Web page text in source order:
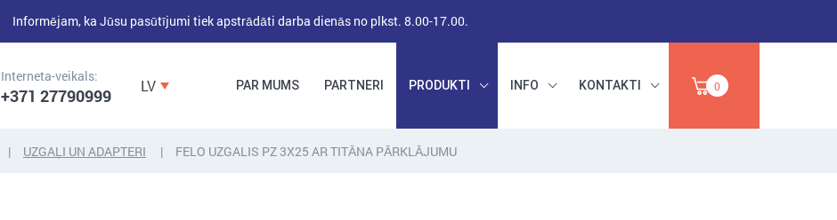
Informējam, ka Jūsu pasūtījumi tiek apstrādāti darba dienās no plkst. 8.00-17.00.
Interneta-veikals:
+371 27790999 LV PAR MUMS PARTNERI PRODUKTI INFO KONTAKTI 0
UZGAĻI UN ADAPTERI FELO UZGALIS PZ 3X25 AR TITĀNA PĀRKLĀJUMU